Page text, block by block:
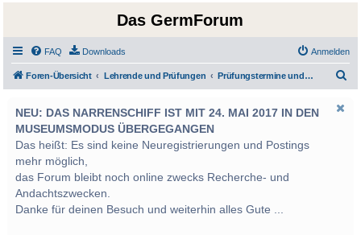
Das GermForum
FAQ Downloads Anmelden
Foren-Übersicht Lehrende und Prüfungen Prüfungstermine und von den Lehrveranstaltungsleitern gestellte Prüfungsfragen
NEU: DAS NARRENSCHIFF IST MIT 24. MAI 2017 IN DEN
MUSEUMSMODUS ÜBERGEGANGEN
Das heißt: Es sind keine Neuregistrierungen und Postings
mehr möglich,
das Forum bleibt noch online zwecks Recherche- und
Andachtszwecken.
Danke für deinen Besuch und weiterhin alles Gute ...